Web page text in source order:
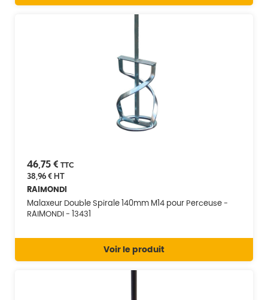
46,75 € TTC
38,96 €HT
RAIMONDI
Malaxeur Double Spirale 140mm M14 pour Perceuse -
RAIMONDI - 13431
Voir le produit